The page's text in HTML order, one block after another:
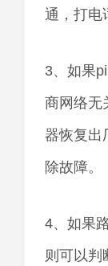
通，打
3、如果
商网络无
器恢复出
除故障
4、如果
则可以判